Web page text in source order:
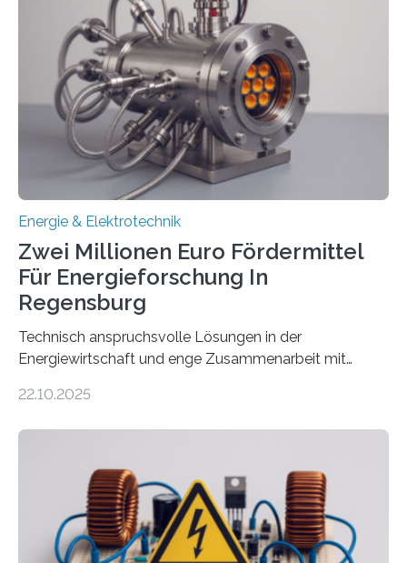
neuen Bericht für die Praxis eingeordnet – inklusive der
Rolle von flexiblen Netzanschlussvereinbarungen. Der
Netzanschluss von Erneuerbare-Energien-Anlagen
(EE-Anlagen) ist entscheidend für die Energiewende.
Denn ohne Anschluss an das Netz kann kein Strom
eingespeist werden. Nach dem Erneuerbare-Energien-
Gesetz (EEG) sind Netzbetreiber…
Energie & Elektrotechnik
Zwei Millionen Euro Fördermittel
Für Energieforschung In
Regensburg
Technisch anspruchsvolle Lösungen in der
Energiewirtschaft und enge Zusammenarbeit mit
neuen EU-geförderten Transfer-Projekte zu
Energietechnologien werden vom Europäischen
Sozialfonds Plus (ESF+) gefördert – mit einer
Gesamtsumme von mehr als zwei Millionen Euro.
Damit zählt die Hochschule zu den großen
Gewinnerinnen der aktuellen Förderrunde des
22.10.2025